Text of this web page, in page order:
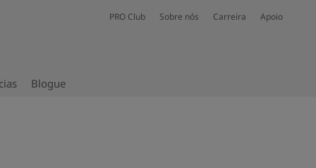
PRO Club Sobre nós Carreira Apoio
Blogue